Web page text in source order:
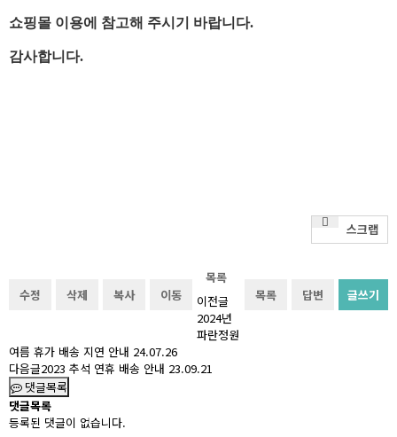
쇼핑몰 이용에 참고해 주시기 바랍니다.
감사합니다.
스크랩
수정 삭제 복사 이동 목록 답변 글쓰기
목록
이전글
2024년
파란정원
여름 휴가 배송 지연 안내 24.07.26
다음글2023 추석 연휴 배송 안내 23.09.21
댓글목록
댓글목록
등록된 댓글이 없습니다.